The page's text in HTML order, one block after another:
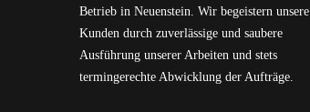
Betrieb in Neuenstein. Wir begeistern unsere
Kunden durch zuverlässige und saubere
Ausführung unserer Arbeiten und stets
termingerechte Abwicklung der Aufträge.